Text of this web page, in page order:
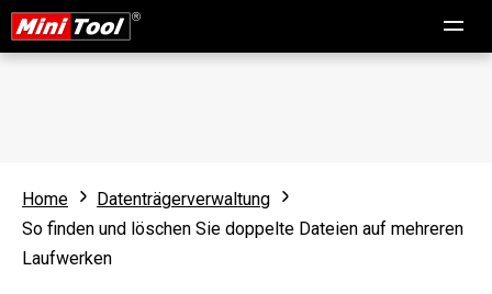
Home
Datenträgerverwaltung
So finden und löschen Sie doppelte Dateien auf mehreren
Laufwerken